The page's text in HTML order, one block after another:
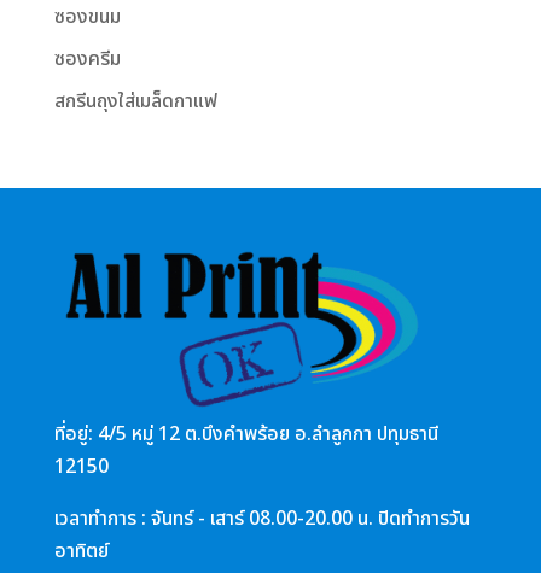
ซองขนม
ซองครีม
สกรีนถุงใส่เมล็ดกาแฟ
ที่อยู่: 4/5 หมู่ 12 ต.บึงคำพร้อย อ.ลำลูกกา ปทุมธานี
12150
เวลาทำการ : จันทร์ - เสาร์ 08.00-20.00 น. ปิดทำการวัน
อาทิตย์